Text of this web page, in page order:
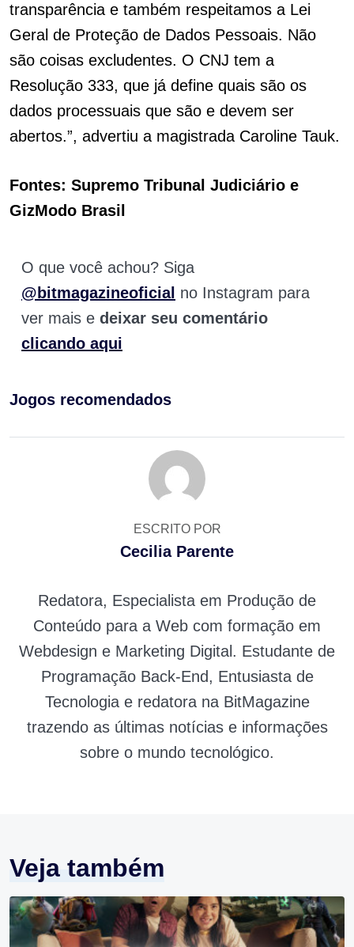
transparência e também respeitamos a Lei
Geral de Proteção de Dados Pessoais. Não
são coisas excludentes. O CNJ tem a
Resolução 333, que já define quais são os
dados processuais que são e devem ser
abertos.”, advertiu a magistrada Caroline Tauk.
Fontes: Supremo Tribunal Judiciário e
GizModo Brasil
O que você achou? Siga
@bitmagazineoficial no Instagram para
ver mais e deixar seu comentário
clicando aqui
Jogos recomendados
ESCRITO POR
Cecilia Parente
Redatora, Especialista em Produção de
Conteúdo para a Web com formação em
Webdesign e Marketing Digital. Estudante de
Programação Back-End, Entusiasta de
Tecnologia e redatora na BitMagazine
trazendo as últimas notícias e informações
sobre o mundo tecnológico.
Veja também